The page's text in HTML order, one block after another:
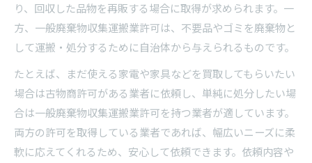
り、回収した品物を再販する場合に取得が求められます。一
方、一般廃棄物収集運搬業許可は、不要品やゴミを廃棄物と
して運搬・処分するために自治体から与えられるものです。
たとえば、まだ使える家電や家具などを買取してもらいたい
場合は古物商許可がある業者に依頼し、単純に処分したい場
合は一般廃棄物収集運搬業許可を持つ業者が適しています。
両方の許可を取得している業者であれば、幅広いニーズに柔
軟に応えてくれるため、安心して依頼できます。依頼内容や